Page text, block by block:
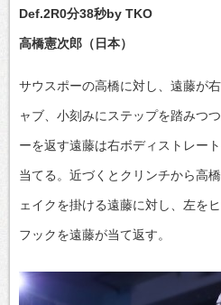
Def.2R0分38秒by TKO
高橋憲次郎（日本）
サウスポーの高橋に対し、遠藤が
ャブ、小刻みにステップを踏みつ
ーを返す遠藤は右ボディストレー
当てる。近づくとクリンチから高
ェイクを掛ける遠藤に対し、左を
フックを遠藤が当て返す。